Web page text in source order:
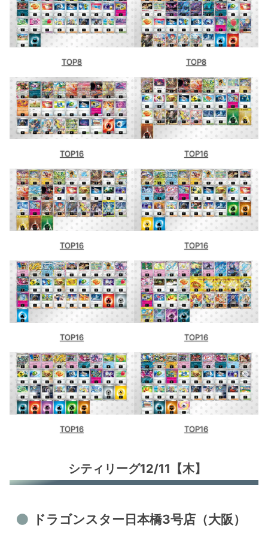
TOP8 TOP8
TOP16 TOP16
TOP16 TOP16
TOP16 TOP16
TOP16 TOP16
シティリーグ12/11【木】
ドラゴンスター日本橋3号店（大阪）